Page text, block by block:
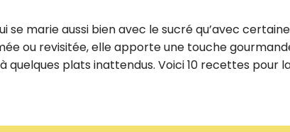
se marie aussi bien avec le sucré qu’avec
ou revisitée, elle apporte une touche
plats inattendus. Voici 10 recettes pour